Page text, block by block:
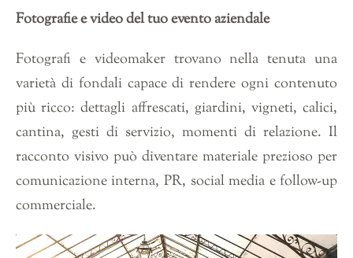
Fotografie e video del tuo evento aziendale
Fotografi e videomaker trovano nella tenuta una
varietà di fondali capace di rendere ogni contenuto
più ricco: dettagli affrescati, giardini, vigneti, calici,
cantina, gesti di servizio, momenti di relazione. Il
racconto visivo può diventare materiale prezioso per
comunicazione interna, PR, social media e follow-up
commerciale.